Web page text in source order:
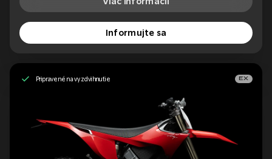
Informujte sa
Pripravené na vyzdvihnutie EX